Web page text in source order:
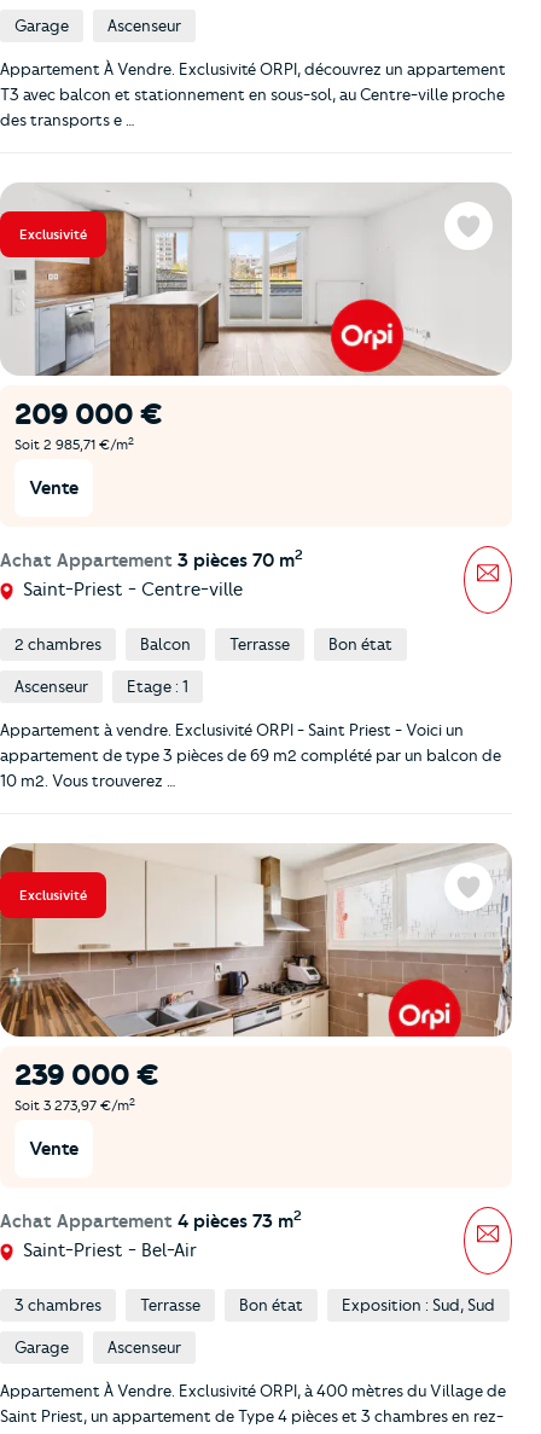
Garage Ascenseur
Appartement À Vendre. Exclusivité ORPI, découvrez un appartement
T3 avec balcon et stationnement en sous-sol, au Centre-ville proche
des transports e …
Exclusivité
209 000 €
Soit 2 985,71 €/m2
Vente
Achat Appartement 3 pièces 70 m2
Saint-Priest - Centre-ville
Favoris
2 chambres Balcon Terrasse Bon état
Ascenseur Etage : 1
Appartement à vendre. Exclusivité ORPI - Saint Priest - Voici un
appartement de type 3 pièces de 69 m2 complété par un balcon de
10 m2. Vous trouverez …
Exclusivité
239 000 €
Soit 3 273,97 €/m2
Vente
Achat Appartement 4 pièces 73 m2
Saint-Priest - Bel-Air
Favoris
3 chambres Terrasse Bon état Exposition : Sud, Sud
Garage Ascenseur
Appartement À Vendre. Exclusivité ORPI, à 400 mètres du Village de
Saint Priest, un appartement de Type 4 pièces et 3 chambres en rez-